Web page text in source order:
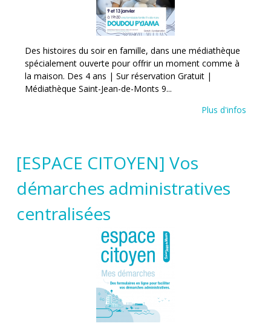
Des histoires du soir en famille, dans une médiathèque
spécialement ouverte pour offrir un moment comme à
la maison. Des 4 ans | Sur réservation Gratuit |
Médiathèque Saint-Jean-de-Monts 9...
Plus d'infos
[ESPACE CITOYEN] Vos
démarches administratives
centralisées